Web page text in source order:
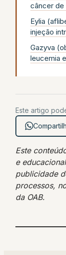
câncer de
Eylia
injeção
Gazyva
leucemia
Este artigo
Este
e
publicidade
processos,
da OAB.